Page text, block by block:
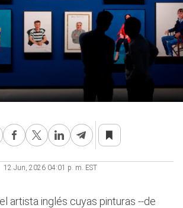
12 Jun, 2026 04:01 p. m. EST
artista inglés cuyas pinturas --de